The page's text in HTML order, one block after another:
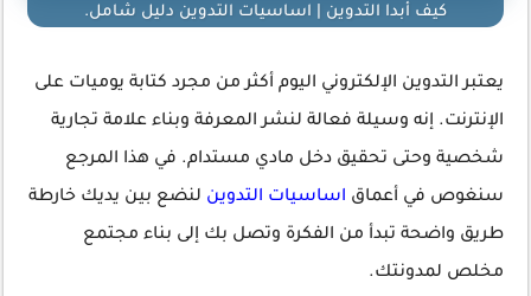
كيف أبدا التدوين | اساسيات التدوين دليل شامل.
يعتبر التدوين الإلكتروني اليوم أكثر من مجرد كتابة يوميات على
الإنترنت. إنه وسيلة فعالة لنشر المعرفة وبناء علامة تجارية
شخصية وحتى تحقيق دخل مادي مستدام. في هذا المرجع
سنغوص في أعماق اساسيات التدوين لنضع بين يديك خارطة
طريق واضحة تبدأ من الفكرة وتصل بك إلى بناء مجتمع
مخلص لمدونتك.